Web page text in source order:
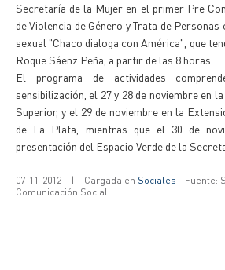
Secretaría de la Mujer en el primer Pre
de Violencia de Género y Trata de
sexual "Chaco dialoga con América", que
Roque Sáenz Peña, a partir de las 8 horas.
El programa de actividades
sensibilización, el 27 y 28 de noviembre en
Superior, y el 29 de noviembre en la
de La Plata, mientras que el 30 de
presentación del Espacio Verde de la
07-11-2012 | Cargada en Sociales - Fuente:
Comunicación Social